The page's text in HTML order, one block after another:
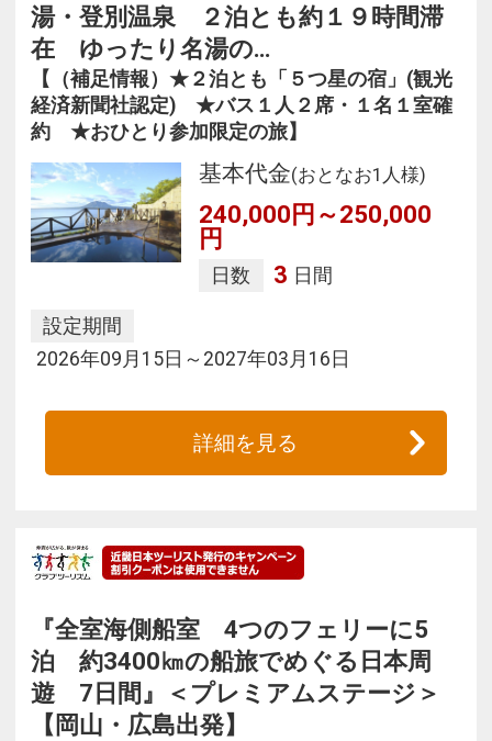
湯・登別温泉 ２泊とも約１９時間滞
在 ゆったり名湯の…
【（補足情報）★２泊とも「５つ星の宿」(観光
経済新聞社認定) ★バス１人２席・１名１室確
約 ★おひとり参加限定の旅】
基本代金(おとなお1人様)
240,000円～250,000
円
日数 3 日間
設定期間
2026年09月15日～2027年03月16日
詳細を見る
『全室海側船室 4つのフェリーに5
泊 約3400㎞の船旅でめぐる日本周
遊 7日間』＜プレミアムステージ＞
【岡山・広島出発】